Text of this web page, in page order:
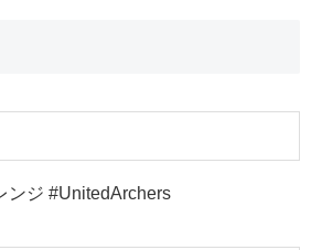
ンジ #UnitedArchers